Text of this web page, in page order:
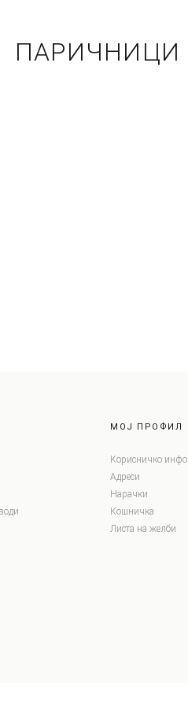
ПАРИЧНИЦИ
МОЈ ПРОФИЛ
Корисничко инфо
Адреси
Нарачки
Кошничка
Листа на желби